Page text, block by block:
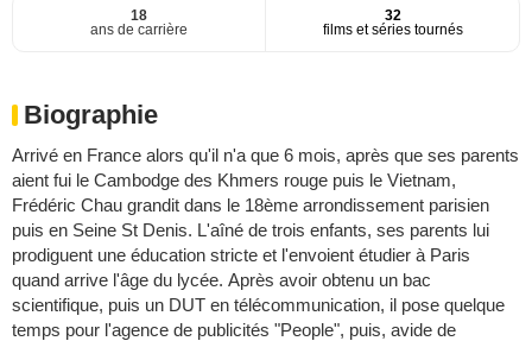
18
ans de carrière
32
films et séries tournés
Biographie
Arrivé en France alors qu'il n'a que 6 mois, après que ses parents
aient fui le Cambodge des Khmers rouge puis le Vietnam,
Frédéric Chau grandit dans le 18ème arrondissement parisien
puis en Seine St Denis. L'aîné de trois enfants, ses parents lui
prodiguent une éducation stricte et l'envoient étudier à Paris
quand arrive l'âge du lycée. Après avoir obtenu un bac
scientifique, puis un DUT en télécommunication, il pose quelque
temps pour l'agence de publicités "People", puis, avide de